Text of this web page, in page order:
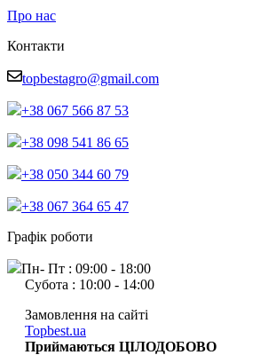
Про нас
Контакти
topbestagro@gmail.com
+38 067 566 87 53
+38 098 541 86 65
+38 050 344 60 79
+38 067 364 65 47
Графік роботи
Пн- Пт : 09:00 - 18:00
Субота : 10:00 - 14:00
Замовлення на сайті
Topbest.ua
Приймаються ЦІЛОДОБОВО